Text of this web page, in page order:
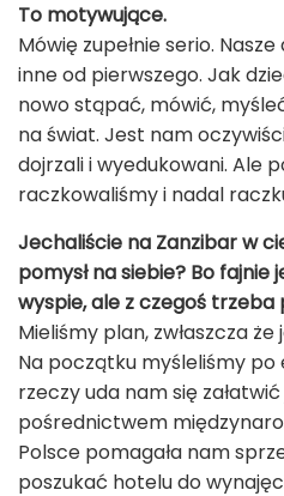
To motywujące.
Mówię zupełnie serio.
inne od pierwszego. Jak
nowo stąpać, mówić,
na świat. Jest nam
dojrzali i wyedukowani. Ale
raczkowaliśmy i nadal
Jechaliście na Zanzibar w
pomysł na siebie? Bo fajnie
wyspie, ale z czegoś trzeba
Mieliśmy plan, zwłaszcza
Na początku myśleliśmy po
rzeczy uda nam się
pośrednictwem
Polsce pomagała nam
poszukać hotelu do